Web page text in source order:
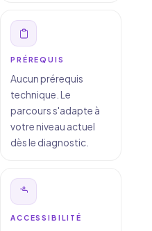
PRÉREQUIS
Aucun prérequis
technique. Le
parcours s'adapte à
votre niveau actuel
dès le diagnostic.
ACCESSIBILITÉ